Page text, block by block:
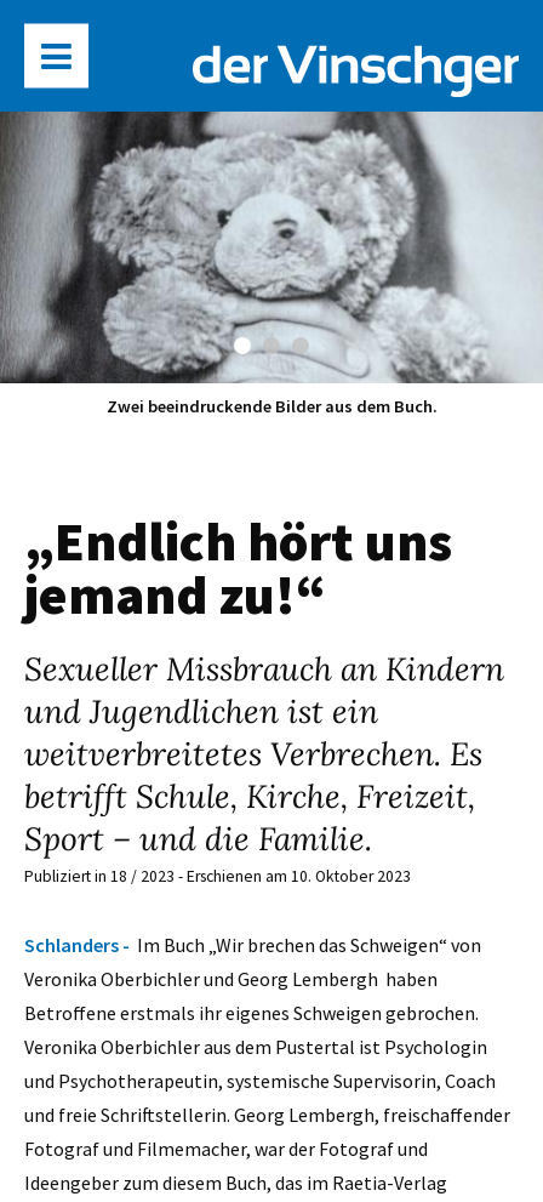
Zwei beeindruckende Bilder aus dem Buch.
„Endlich hört uns
jemand zu!“
Sexueller Missbrauch an Kindern
und Jugendlichen ist ein
weitverbreitetes Verbrechen. Es
betrifft Schule, Kirche, Freizeit,
Sport – und die Familie.
Publiziert in 18 / 2023 - Erschienen am 10. Oktober 2023
Schlanders - Im Buch „Wir brechen das Schweigen“ von
Veronika Oberbichler und Georg Lembergh haben
Betroffene erstmals ihr eigenes Schweigen gebrochen.
Veronika Oberbichler aus dem Pustertal ist Psychologin
und Psychotherapeutin, systemische Supervisorin, Coach
und freie Schriftstellerin. Georg Lembergh, freischaffender
Fotograf und Filmemacher, war der Fotograf und
Ideengeber zum diesem Buch, das im Raetia-Verlag